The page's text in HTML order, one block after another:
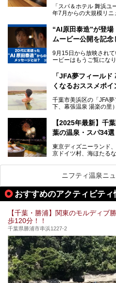
そんな多様なニーズに
の目的に合った施設が
さらに最近では、24時
や、テレワーク・コワ
るスパも増えており、
本記事では、人気スー
スペースや休憩スペー
向けの施設など、目的
す。
ださい。
「スパ＆ホテル 舞浜ユ
年7月からの大規模リ
新設エリアや生まれ変
ャラクター「ユーラシ
───
提供元：SPA＆HOTEL
です。
“AI原田泰造”が登
ムービー公開を記
9月15日から放映され
ービーはもうご覧にな
伝えるムービーです。
か竜泉寺の湯にて体験
が無料で試せるチャン
提供元：花王株式会社
この記事は花王株式会
「JFA夢フィール
くなるおススメポイ
千葉市美浜区の「JFA
下、幕張温泉 湯楽の里
設備も天然温泉の露天
炭酸泉、海の見えるお
で、年代を問わずたっ
今回は人気のこの施設
ポイントについて厳選
【2025年最新】千
葉の温泉・スパ34選
東京ディズニーランド
京ドイツ村、海ほたる
県で生まれ、千葉県で
がお勧めする、一度は
とめました。
ニフティ温泉ニ
おすすめのアクティビティ
【千葉・勝浦】関東のモルディブ
歩120分！！
千葉県勝浦市串浜1227-2